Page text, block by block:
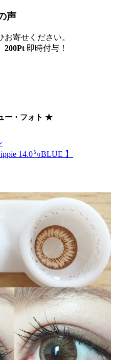
声
寄せください。
200Pt 即時付与！
ー・フォト ★